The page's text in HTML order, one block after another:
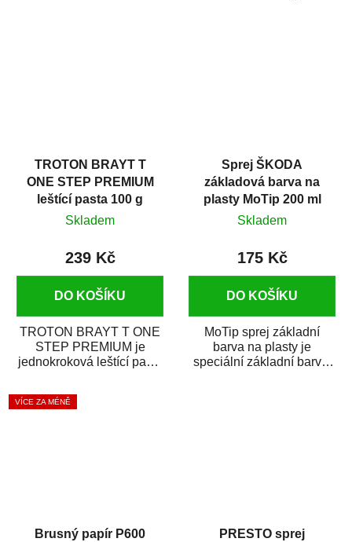
TROTON BRAYT T
ONE STEP PREMIUM
leštící pasta 100 g
Skladem
239 Kč
DO KOŠÍKU
TROTON BRAYT T ONE
STEP PREMIUM je
jednokroková leštící pasta
obsahem vysoce
kvalitního...
Sprej ŠKODA
základová barva na
plasty MoTip 200 ml
Skladem
175 Kč
DO KOŠÍKU
MoTip sprej základní
barva na plasty je
speciální základní barva,
VÍCE ZA MÉNĚ
Brusný papír P600
PRESTO sprej